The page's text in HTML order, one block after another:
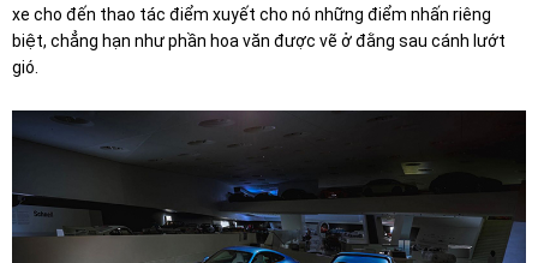
xe cho đến thao tác điểm xuyết cho nó những điểm nhấn riêng
biệt, chẳng hạn như phần hoa văn được vẽ ở đằng sau cánh lướt
gió.